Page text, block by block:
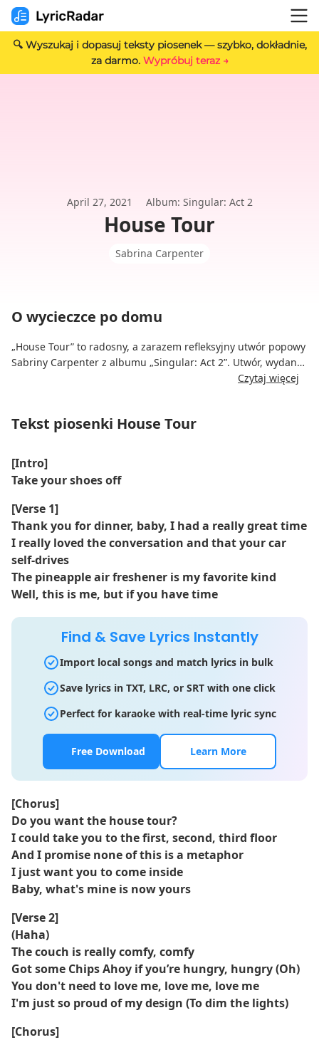
🔍 Wyszukaj i dopasuj teksty piosenek — szybko, dokładnie,
za darmo. Wypróbuj teraz →
April 27, 2021 Album: Singular: Act 2
House Tour
Sabrina Carpenter
O wycieczce po domu
„House Tour” to radosny, a zarazem refleksyjny utwór popowy
Sabriny Carpenter z albumu „Singular: Act 2”. Utwór, wydany
27 kwietnia 2021 roku, łączy żartobliwy tekst z optymistyczną
i emocjach, oferując introspektywne spojrzenie na złożoność
Utwór charakteryzuje się angażującą aranżacją
instrumentalną z żywymi syntezatorami, chwytliwymi
refrenami i charakterystycznym charyzmatycznym wokalem
Sabriny. Ukazuje jej umiejętność łączenia radosnych
momentów z głębszymi, bardziej znaczącymi tematami w
sposób, który jest jednocześnie przystępny i zabawny.
Czytaj więcej
Tekst piosenki House Tour
[Intro]
Take your shoes off
[Verse 1]
Thank you for dinner, baby, I had a really great time
I really loved the conversation and that your car
self-drives
The pineapple air freshener is my favorite kind
Well, this is me, but if you have time
Find & Save Lyrics Instantly
Import local songs and match lyrics in bulk
Save lyrics in TXT, LRC, or SRT with one click
Perfect for karaoke with real-time lyric sync
Free Download Learn More
[Chorus]
Do you want the house tour?
I could take you to the first, second, third floor
And I promise none of this is a metaphor
I just want you to come inside
Baby, what's mine is now yours
[Verse 2]
(Haha)
The couch is really comfy, comfy
Got some Chips Ahoy if you’re hungry, hungry (Oh)
You don't need to love me, love me, lovе me
I'm just so proud of my design (To dim the lights)
[Chorus]